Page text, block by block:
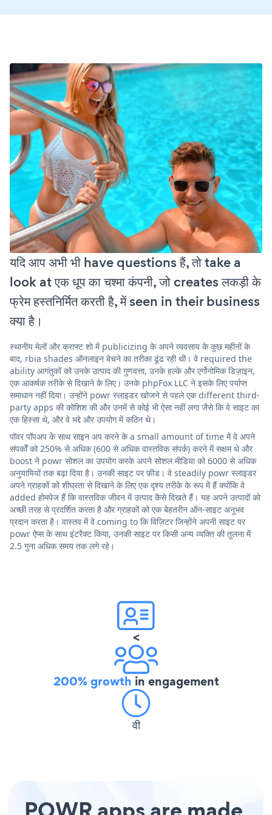
यदि आप अभी भी have questions हैं, तो take a
look at एक धूप का चश्मा कंपनी, जो creates लकड़ी के
फ्रेम हस्तनिर्मित करती है, में seen in their business
क्या है।
स्थानीय मेलों और क्राफ्ट शो में publicizing के अपने व्यवसाय के कुछ महीनों के
बाद, rbia shades ऑनलाइन बेचने का तरीका ढूंढ रही थी। वे required the
ability आगंतुकों को उनके उत्पाद की गुणवत्ता, उनके हल्के और एर्गोनोमिक डिज़ाइन,
एक आकर्षक तरीके से दिखाने के लिए। उनके phpFox LLC ने इसके लिए पर्याप्त
समाधान नहीं दिया। उन्होंने powr स्लाइडर खोजने से पहले एक different third-
party apps की कोशिश की और उनमें से कोई भी ऐसा नहीं लगा जैसे कि वे साइट का
एक हिस्सा थे, और वे भद्दे और उपयोग में कठिन थे।
पॉवर पॉपअप के साथ साइन अप करने के a small amount of time में वे अपने
संपर्कों को 250% से अधिक (600 से अधिक वास्तविक संपर्क) करने में सक्षम थे और
boost ने powr सोशल का उपयोग करके अपने सोशल मीडिया को 6000 से अधिक
अनुयायियों तक बढ़ा दिया है। उनकी साइट पर फ़ीड। वे steadily powr स्लाइडर
अपने ग्राहकों को शीघ्रता से दिखाने के लिए एक दृश्य तरीके के रूप में हैं क्योंकि वे
added होमपेज हैं कि वास्तविक जीवन में उत्पाद कैसे दिखते हैं। यह अपने उत्पादों को
अच्छी तरह से प्रदर्शित करता है और ग्राहकों को एक बेहतरीन ऑन-साइट अनुभव
प्रदान करता है। वास्तव में वे coming to कि विज़िटर जिन्होंने अपनी साइट पर
powr ऐप्स के साथ इंटरैक्ट किया, उनकी साइट पर किसी अन्य व्यक्ति की तुलना में
2.5 गुना अधिक समय तक लगे रहे।
<
200% growth in engagement
वी